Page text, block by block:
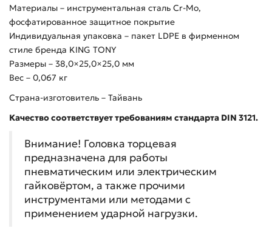
Материалы – инструментальная сталь Cr-Mo,
фосфатированное защитное покрытие
Индивидуальная упаковка – пакет LDPE в фирменном
стиле бренда KING TONY
Размеры – 38,0×25,0×25,0 мм
Вес – 0,067 кг
Страна-изготовитель – Тайвань
Качество соответствует требованиям стандарта DIN 3121.
Внимание! Головка торцевая
предназначена для работы
пневматическим или электрическим
гайковёртом, а также прочими
инструментами или методами с
применением ударной нагрузки.